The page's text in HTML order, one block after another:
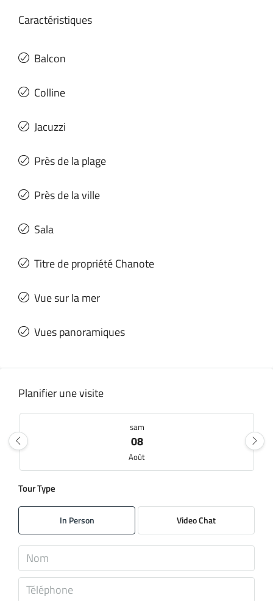
Caractéristiques
Balcon
Colline
Jacuzzi
Près de la plage
Près de la ville
Sala
Titre de propriété Chanote
Vue sur la mer
Vues panoramiques
Planifier une visite
sam
08
Août
09
10
Tour Type
In Person Video Chat